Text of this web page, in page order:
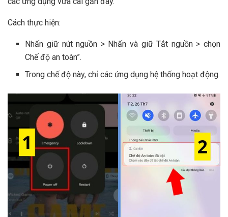
Cách thực hiện:
Nhấn giữ nút nguồn > Nhấn và giữ Tắt nguồn > chọn
Chế độ an toàn”.
Trong chế độ này, chỉ các ứng dụng hệ thống hoạt động.